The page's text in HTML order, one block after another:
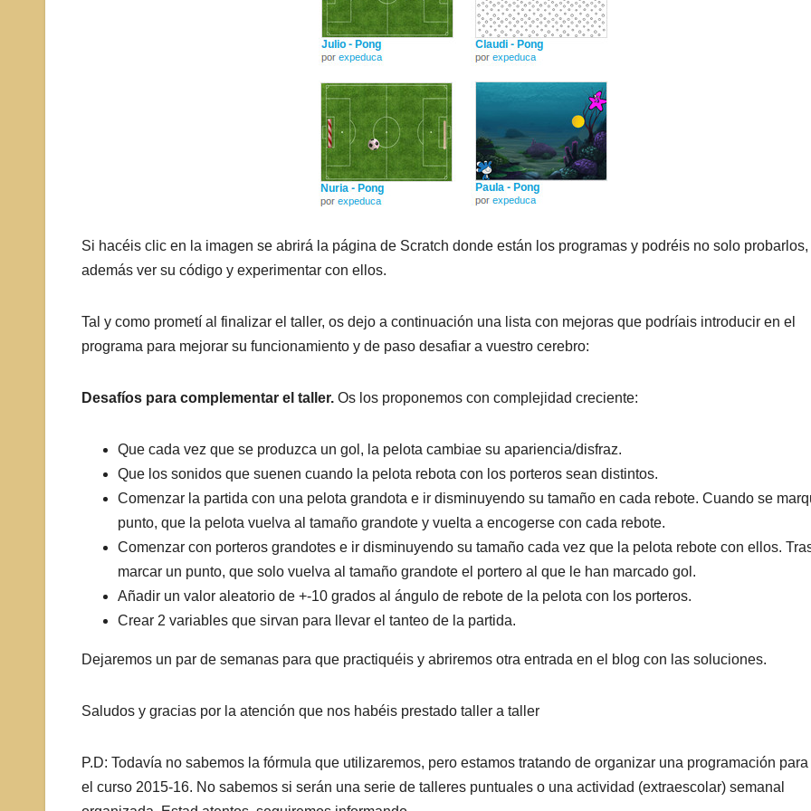
Si hacéis clic en la imagen se abrirá la página de Scratch donde están los programas y podréis no solo
además ver su código y experimentar con ellos.
Tal y como prometí al finalizar el taller, os dejo a continuación una lista con mejoras que podríais introducir en el
programa para mejorar su funcionamiento y de paso desafiar a vuestro cerebro:
Desafíos para complementar el taller. Os los proponemos con complejidad creciente:
Que cada vez que se produzca un gol, la pelota cambiae su apariencia/disfraz.
Que los sonidos que suenen cuando la pelota rebota con los porteros sean distintos.
Comenzar la partida con una pelota grandota e ir disminuyendo su tamaño en cada rebote. Cuando se
punto, que la pelota vuelva al tamaño grandote y vuelta a encogerse con cada rebote.
Comenzar con porteros grandotes e ir disminuyendo su tamaño cada vez que la pelota rebote con ellos.
marcar un punto, que solo vuelva al tamaño grandote el portero al que le han marcado gol.
Añadir un valor aleatorio de +-10 grados al ángulo de rebote de la pelota con los porteros.
Crear 2 variables que sirvan para llevar el tanteo de la partida.
Dejaremos un par de semanas para que practiquéis y abriremos otra entrada en el blog con las soluciones.
Saludos y gracias por la atención que nos habéis prestado taller a taller
P.D: Todavía no sabemos la fórmula que utilizaremos, pero estamos tratando de organizar una programación
el curso 2015-16. No sabemos si serán una serie de talleres puntuales o una actividad (extraescolar) semanal